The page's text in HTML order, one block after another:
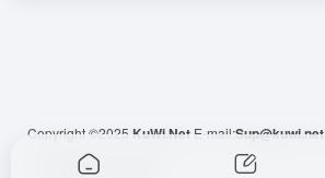
Copyright ©2025 KuWi.Net E-mail:Sup@kuwi.net
OneNav